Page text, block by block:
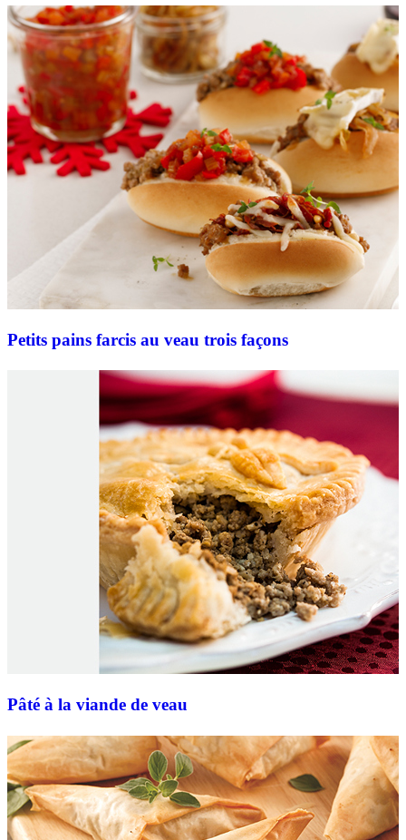
Petits pains farcis au veau trois façons
Pâté à la viande de veau